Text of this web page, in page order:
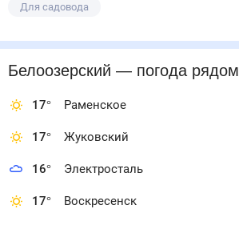
Для садовода
Белоозерский— погода рядом
17° Раменское
17° Жуковский
16° Электросталь
17° Воскресенск